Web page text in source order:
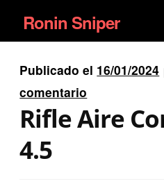
Ir
a
la
navegación
Ir
al
contenido
Ronin Sniper
PISTOLAS
RIFLES DEPORTIVOS
Publicado el 16/01/2024
comentario
Rifle Aire
4.5